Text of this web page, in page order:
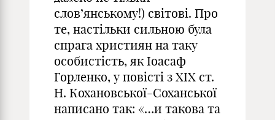
слов’янському!) світові. Про
те, настільки сильною була
спрага християн на таку
особистість, як Іоасаф
Горленко, у повісті з ХІХ ст.
Н. Кохановської-Соханської
написано так: «…и такова та